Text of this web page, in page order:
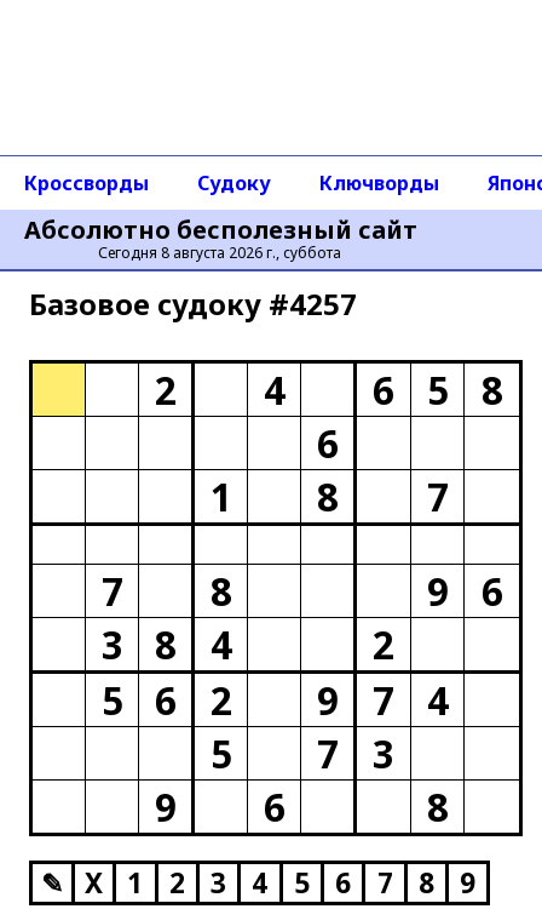
Абсолютно бесполезный сайт
Сегодня 8 августа 2026 г., суббота
Кроссворды Судоку Ключворды
Базовое cудоку #4257
2 4 6 5
8
6
1
8
7
7
8 9
6
3
8 4
2
5
6 2 9 7
4
5
7
3
9
6 8
✎ X 1 2 3 4 5 6 7 8 9